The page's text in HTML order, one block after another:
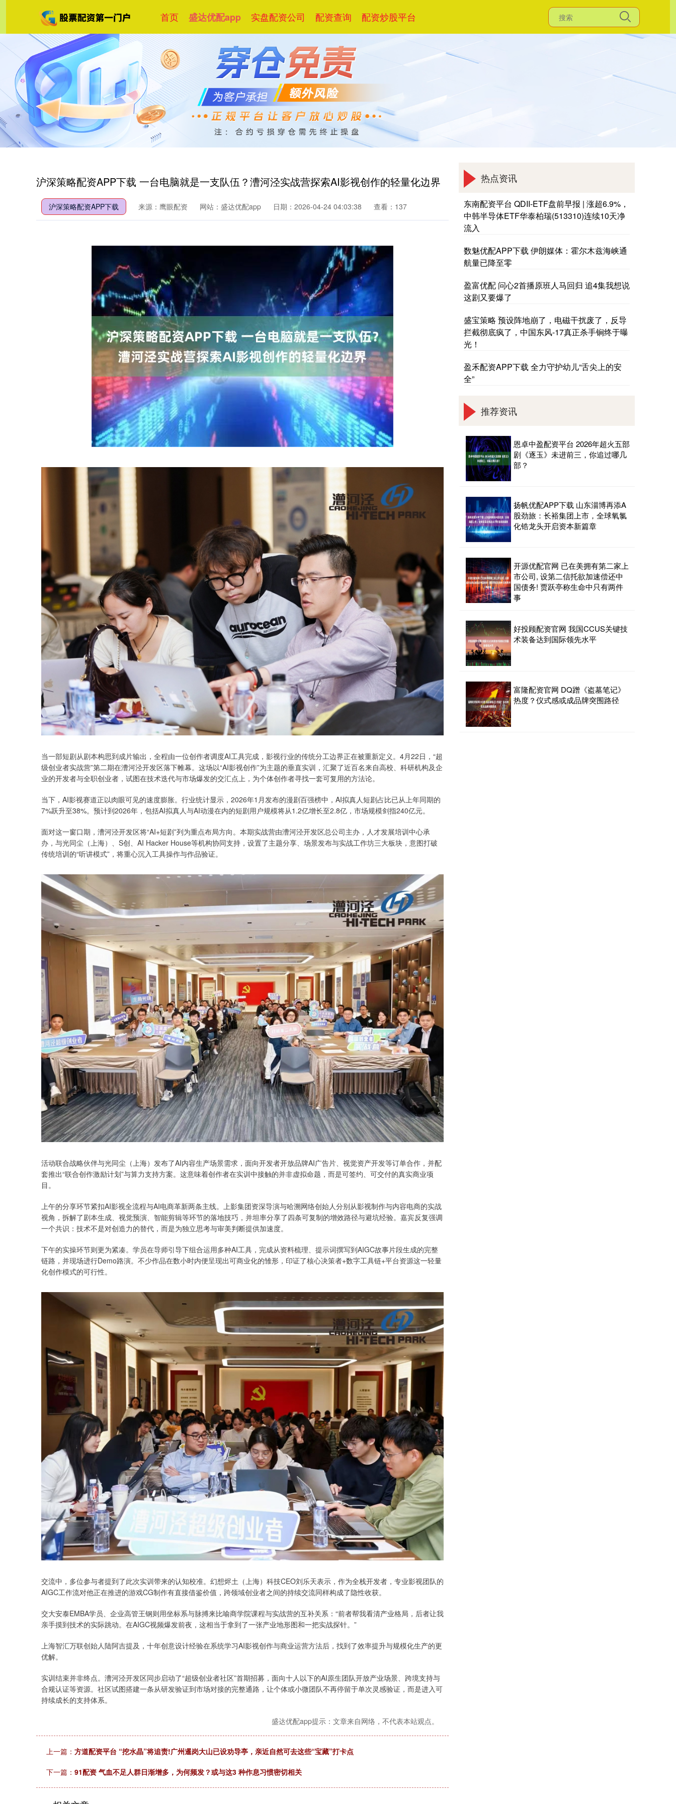
首页 盛达优配app 实盘配资公司 配资查询 配资炒股平台
沪深策略配资APP下载 一台电脑就是一支队伍？漕河泾实战营探索AI影视创作的轻量化边界
沪深策略配资APP下载 来源：鹰眼配资 网站：盛达优配app 日期：2026-04-24 04:03:38 查看：137
当一部短剧从剧本构思到成片输出，全程由一位创作者调度AI工具完成，影视行业的传统分工边界正在被重新定义。4月22日，“超
级创业者实战营”第二期在漕河泾开发区落下帷幕。这场以“AI影视创作”为主题的垂直实训，汇聚了近百名来自高校、科研机构及企
业的开发者与全职创业者，试图在技术迭代与市场爆发的交汇点上，为个体创作者寻找一套可复用的方法论。
当下，AI影视赛道正以肉眼可见的速度膨胀。行业统计显示，2026年1月发布的漫剧百强榜中，AI拟真人短剧占比已从上年同期的
7%跃升至38%。预计到2026年，包括AI拟真人与AI动漫在内的短剧用户规模将从1.2亿增长至2.8亿，市场规模剑指240亿元。
面对这一窗口期，漕河泾开发区将“AI+短剧”列为重点布局方向。本期实战营由漕河泾开发区总公司主办，人才发展培训中心承
办，与光同尘（上海）、S创、AI Hacker House等机构协同支持，设置了主题分享、场景发布与实战工作坊三大板块，意图打破
传统培训的“听讲模式”，将重心沉入工具操作与作品验证。
活动联合战略伙伴与光同尘（上海）发布了AI内容生产场景需求，面向开发者开放品牌AI广告片、视觉资产开发等订单合作，并配
套推出“联合创作激励计划”与算力支持方案。这意味着创作者在实训中接触的并非虚拟命题，而是可签约、可交付的真实商业项
目。
上午的分享环节紧扣AI影视全流程与AI电商革新两条主线。上影集团资深导演与哈溯网络创始人分别从影视制作与内容电商的实战
视角，拆解了剧本生成、视觉预演、智能剪辑等环节的落地技巧，并坦率分享了四条可复制的增效路径与避坑经验。嘉宾反复强调
一个共识：技术不是对创造力的替代，而是为独立思考与审美判断提供加速度。
下午的实操环节则更为紧凑。学员在导师引导下组合运用多种AI工具，完成从资料梳理、提示词撰写到AIGC故事片段生成的完整
链路，并现场进行Demo路演。不少作品在数小时内便呈现出可商业化的雏形，印证了核心决策者+数字工具链+平台资源这一轻量
化创作模式的可行性。
交流中，多位参与者提到了此次实训带来的认知校准。幻想烬土（上海）科技CEO刘乐天表示，作为全栈开发者，专业影视团队的
AIGC工作流对他正在推进的游戏CG制作有直接借鉴价值，跨领域创业者之间的持续交流同样构成了隐性收获。
交大安泰EMBA学员、企业高管王钢则用坐标系与脉搏来比喻商学院课程与实战营的互补关系：“前者帮我看清产业格局，后者让我
亲手摸到技术的实际跳动。在AIGC视频爆发前夜，这相当于拿到了一张产业地形图和一把实战探针。”
上海智汇万联创始人陆阿吉提及，十年创意设计经验在系统学习AI影视创作与商业运营方法后，找到了效率提升与规模化生产的更
优解。
实训结束并非终点。漕河泾开发区同步启动了“超级创业者社区”首期招募，面向十人以下的AI原生团队开放产业场景、跨境支持与
合规认证等资源。社区试图搭建一条从研发验证到市场对接的完整通路，让个体或小微团队不再停留于单次灵感验证，而是进入可
持续成长的支持体系。
盛达优配app提示：文章来自网络，不代表本站观点。
上一篇： 方道配资平台 “挖水晶”将追责!广州暹岗大山已设劝导亭，亲近自然可去这些“宝藏”打卡点
下一篇： 91配资 气血不足人群日渐增多，为何频发？或与这3 种作息习惯密切相关
热点资讯
东南配资平台 QDII-ETF盘前早报 | 涨超6.9%，
中韩半导体ETF华泰柏瑞(513310)连续10天净
流入
数魅优配APP下载 伊朗媒体：霍尔木兹海峡通
航量已降至零
盈富优配 问心2首播原班人马回归 追4集我想说
这剧又要爆了
盛宝策略 预设阵地崩了，电磁干扰废了，反导
拦截彻底疯了，中国东风-17真正杀手锏终于曝
光！
盈禾配资APP下载 全力守护幼儿“舌尖上的安
全”
推荐资讯
恩卓中盈配资平台 2026年超火五部
剧《逐玉》未进前三，你追过哪几
部？
扬帆优配APP下载 山东淄博再添A
股劲旅：长裕集团上市，全球氧氯
化锆龙头开启资本新篇章
开源优配官网 已在美拥有第二家上
市公司, 设第二信托欲加速偿还中
国债务! 贾跃亭称生命中只有两件
事
好投顾配资官网 我国CCUS关键技
术装备达到国际领先水平
富隆配资官网 DQ蹭《盗墓笔记》
热度？仪式感或成品牌突围路径